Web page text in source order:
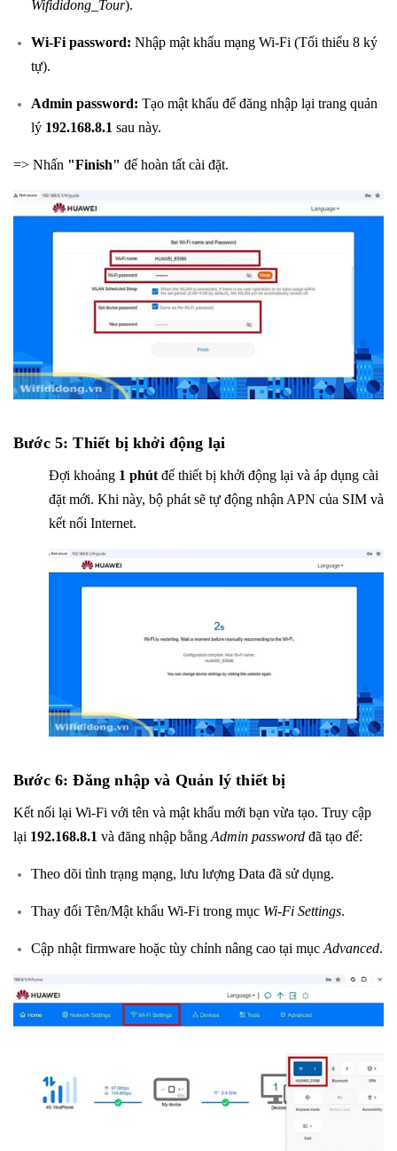
Wifididong_Tour).
Wi-Fi password: Nhập mật khẩu mạng Wi-Fi (Tối thiểu 8 ký
tự).
Admin password: Tạo mật khẩu để đăng nhập lại trang quản
lý 192.168.8.1 sau này.
=> Nhấn "Finish" để hoàn tất cài đặt.
Bước 5: Thiết bị khởi động lại
Đợi khoảng 1 phút để thiết bị khởi động lại và áp dụng cài
đặt mới. Khi này, bộ phát sẽ tự động nhận APN của SIM và
kết nối Internet.
Bước 6: Đăng nhập và Quản lý thiết bị
Kết nối lại Wi-Fi với tên và mật khẩu mới bạn vừa tạo. Truy cập
lại 192.168.8.1 và đăng nhập bằng Admin password đã tạo để:
Theo dõi tình trạng mạng, lưu lượng Data đã sử dụng.
Thay đổi Tên/Mật khẩu Wi-Fi trong mục Wi-Fi Settings.
Cập nhật firmware hoặc tùy chỉnh nâng cao tại mục Advanced.